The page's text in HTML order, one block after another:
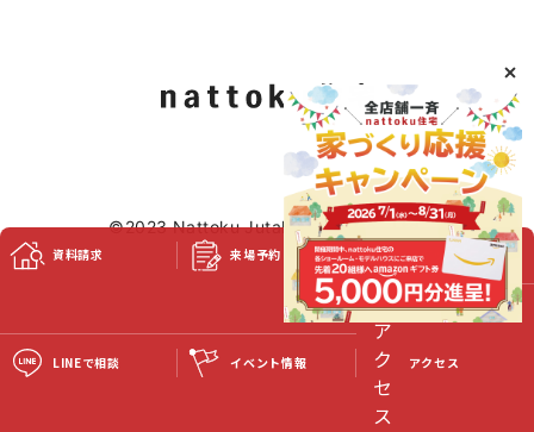
©2023 Nattoku Jutaku Kobo Co., Ltd.
資料請求 来場予約 スタッフブログ
LINEで相談 イベント情報 アクセス